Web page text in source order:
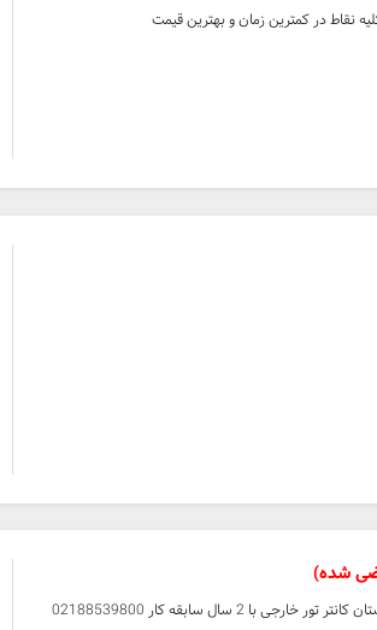
نقاط در کمترین زمان و بهترین قیمت
شده)
آوین پرواز استخدام میکند کانتر تور اروپا کانتر تور ارمنستان کانتر تور خارجی با 2 سال سابقه کار 02188539800